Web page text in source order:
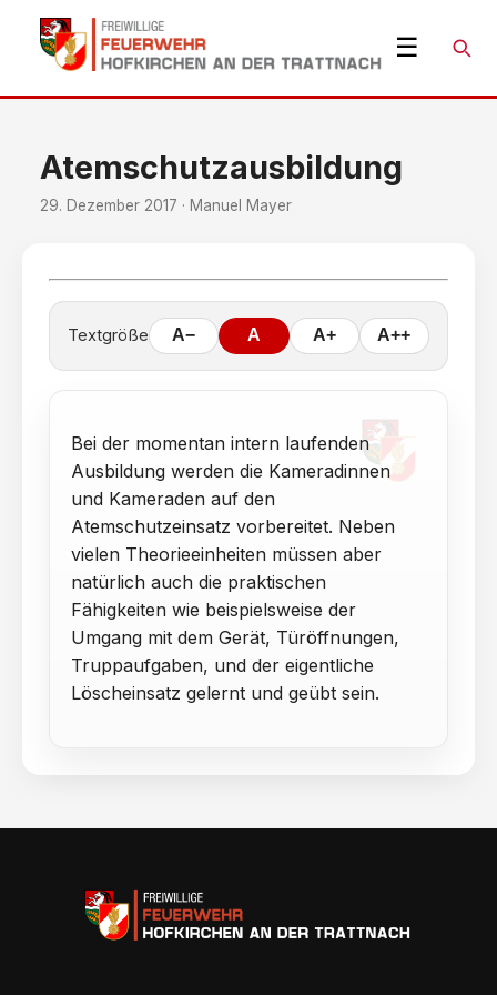
☰ Suche
Atemschutzausbildung
29. Dezember 2017 · Manuel Mayer
Textgröße A− A A+ A++
Bei der momentan intern laufenden
Ausbildung werden die Kameradinnen
und Kameraden auf den
Atemschutzeinsatz vorbereitet. Neben
vielen Theorieeinheiten müssen aber
natürlich auch die praktischen
Fähigkeiten wie beispielsweise der
Umgang mit dem Gerät, Türöffnungen,
Truppaufgaben, und der eigentliche
Löscheinsatz gelernt und geübt sein.